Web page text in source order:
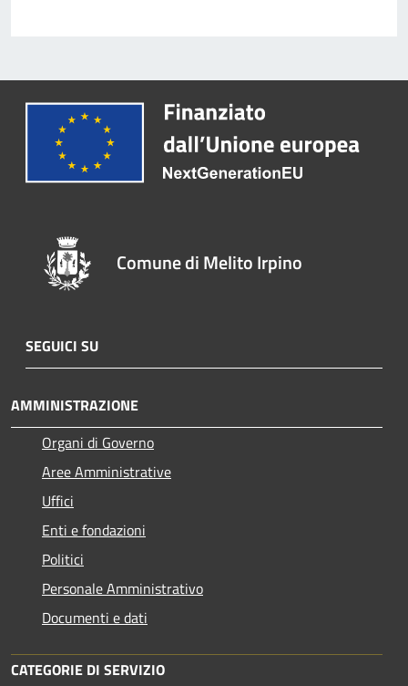
Comune di Melito Irpino
SEGUICI SU
AMMINISTRAZIONE
Organi di Governo
Aree Amministrative
Uffici
Enti e fondazioni
Politici
Personale Amministrativo
Documenti e dati
CATEGORIE DI SERVIZIO